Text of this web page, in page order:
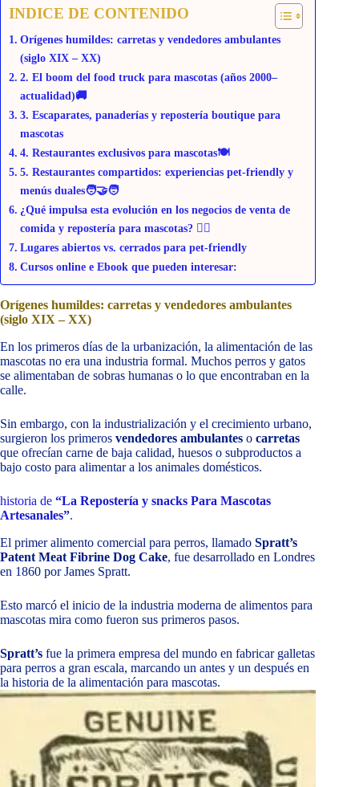
INDICE DE CONTENIDO
Orígenes humildes: carretas y vendedores ambulantes
(siglo XIX – XX)
2. El boom del food truck para mascotas (años 2000–
actualidad)🚚
3. Escaparates, panaderías y repostería boutique para
mascotas
4. Restaurantes exclusivos para mascotas🍽️
5. Restaurantes compartidos: experiencias pet-friendly y
menús duales🧑‍🤝‍🧑
¿Qué impulsa esta evolución en los negocios de venta de
comida y repostería para mascotas? 🐕‍🦺
Lugares abiertos vs. cerrados para pet-friendly
Cursos online e Ebook que pueden interesar:
Orígenes humildes: carretas y vendedores ambulantes
(siglo XIX – XX)
En los primeros días de la urbanización, la alimentación de las
mascotas no era una industria formal. Muchos perros y gatos
se alimentaban de sobras humanas o lo que encontraban en la
calle.
Sin embargo, con la industrialización y el crecimiento urbano,
surgieron los primeros vendedores ambulantes o carretas
que ofrecían carne de baja calidad, huesos o subproductos a
bajo costo para alimentar a los animales domésticos.
historia de “La Repostería y snacks Para Mascotas
Artesanales”.
El primer alimento comercial para perros, llamado Spratt’s
Patent Meat Fibrine Dog Cake, fue desarrollado en Londres
en 1860 por James Spratt.
Esto marcó el inicio de la industria moderna de alimentos para
mascotas mira como fueron sus primeros pasos.
Spratt’s fue la primera empresa del mundo en fabricar galletas
para perros a gran escala, marcando un antes y un después en
la historia de la alimentación para mascotas.